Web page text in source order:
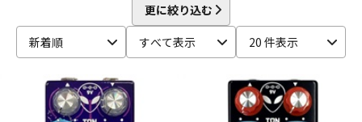
更に絞り込む
新着順
すべて表示 20 件表示